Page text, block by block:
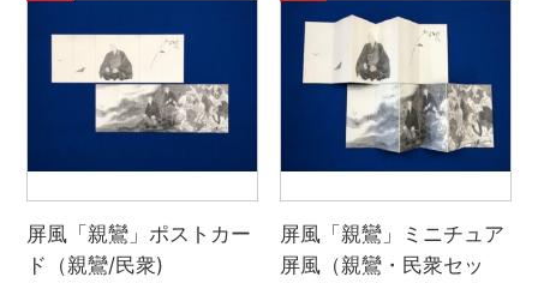
屏風「親鸞」ポストカー
ド（親鸞/民衆)
屏風「親鸞」ミニチュア
屏風（親鸞・民衆セッ